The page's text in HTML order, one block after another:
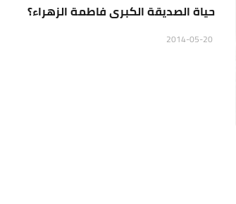
حياة الصديقة الكبرى فاطمة الزهراء؟